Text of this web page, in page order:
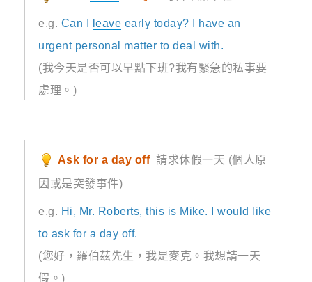
e.g. Can I leave early today? I have an
urgent personal
matter to deal with.
(我今天是否可以早點下班?我有緊急的私事要
處理。)
Ask for a day off 請求休假一天 (個人原
因或是突發事件)
e.g. Hi, Mr. Roberts, this is Mike. I would like
to ask for a day off.
(您好，羅伯茲先生，我是麥克。我想請一天
假。)